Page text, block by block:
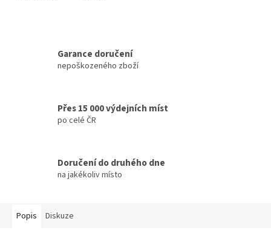
Garance doručení
nepoškozeného zboží
Přes 15 000 výdejních míst
po celé ČR
Doručení do druhého dne
na jakékoliv místo
Popis Diskuze